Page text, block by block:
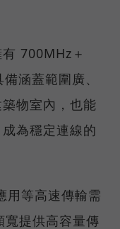
700MHz＋
涵蓋範圍廣、
物室內，也能
為穩定連線的
用等高速傳輸需
提供高容量傳